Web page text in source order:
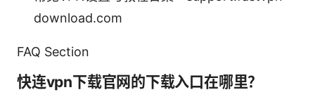
download.com
FAQ Section
快连vpn下载官网的下载入口在哪里？